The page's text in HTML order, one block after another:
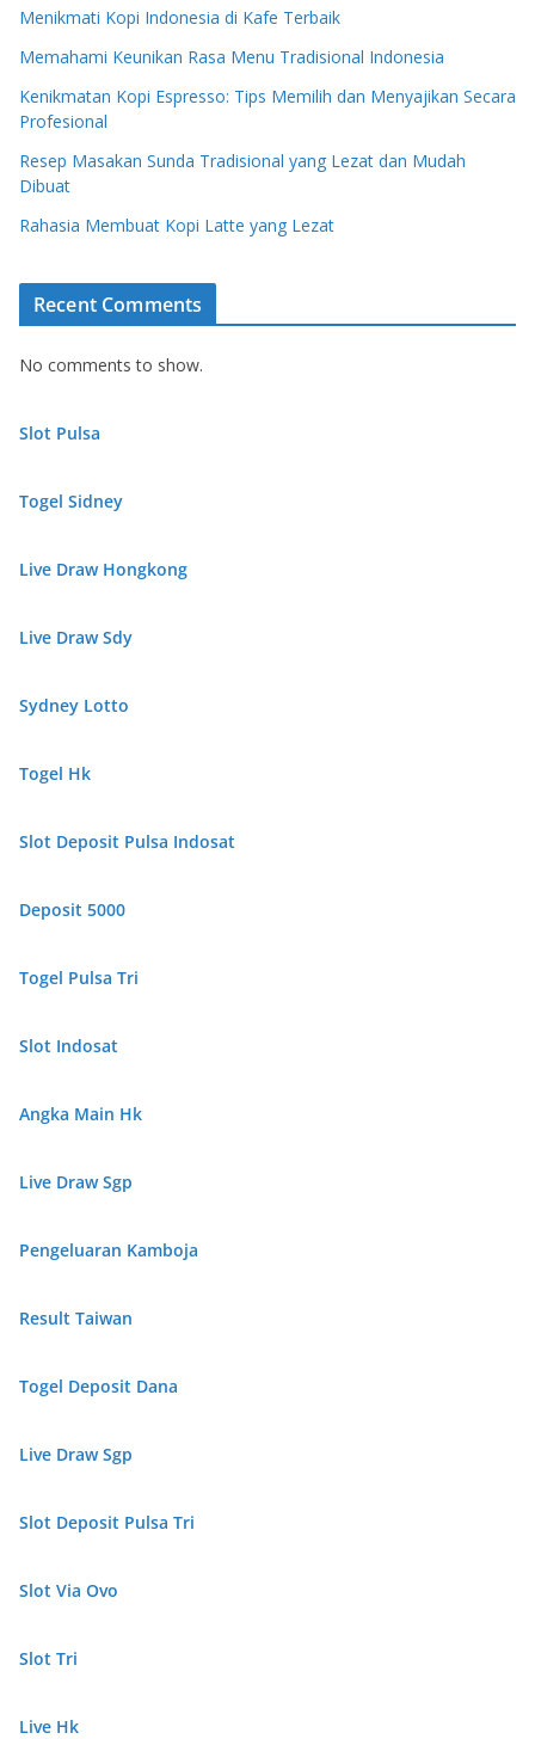
Menikmati Kopi Indonesia di Kafe Terbaik
Memahami Keunikan Rasa Menu Tradisional Indonesia
Kenikmatan Kopi Espresso: Tips Memilih dan Menyajikan Secara
Profesional
Resep Masakan Sunda Tradisional yang Lezat dan Mudah
Dibuat
Rahasia Membuat Kopi Latte yang Lezat
Recent Comments
No comments to show.
Slot Pulsa
Togel Sidney
Live Draw Hongkong
Live Draw Sdy
Sydney Lotto
Togel Hk
Slot Deposit Pulsa Indosat
Deposit 5000
Togel Pulsa Tri
Slot Indosat
Angka Main Hk
Live Draw Sgp
Pengeluaran Kamboja
Result Taiwan
Togel Deposit Dana
Live Draw Sgp
Slot Deposit Pulsa Tri
Slot Via Ovo
Slot Tri
Live Hk